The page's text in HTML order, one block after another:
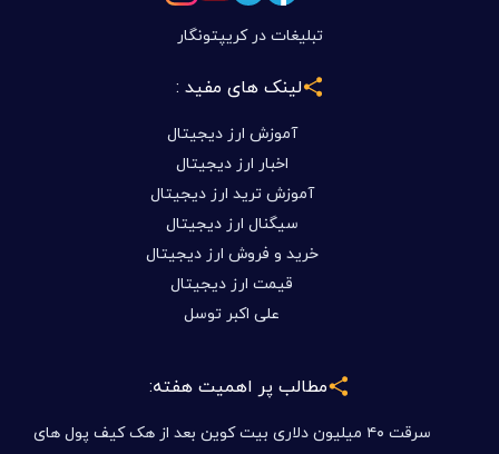
تبلیغات در کریپتونگار
لینک های مفید :
آموزش ارز دیجیتال
اخبار ارز دیجیتال
آموزش ترید ارز دیجیتال
سیگنال ارز دیجیتال
خرید و فروش ارز دیجیتال
قیمت ارز دیجیتال
علی اکبر توسل
مطالب پر اهمیت هفته:
سرقت ۴۰ میلیون دلاری بیت کوین بعد از هک کیف پول های